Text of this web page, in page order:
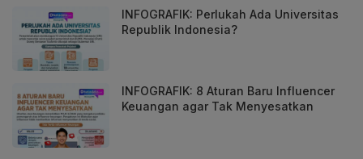
INFOGRAFIK: Perlukah Ada Universitas
Republik Indonesia?
INFOGRAFIK: 8 Aturan Baru Influencer
Keuangan agar Tak Menyesatkan